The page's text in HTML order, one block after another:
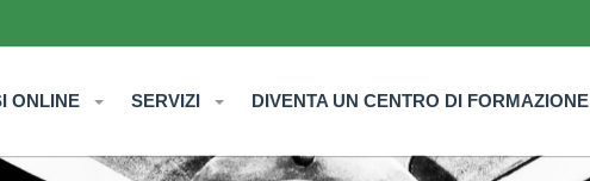
ONLINE SERVIZI DIVENTA UN CENTRO DI FORMAZIONE